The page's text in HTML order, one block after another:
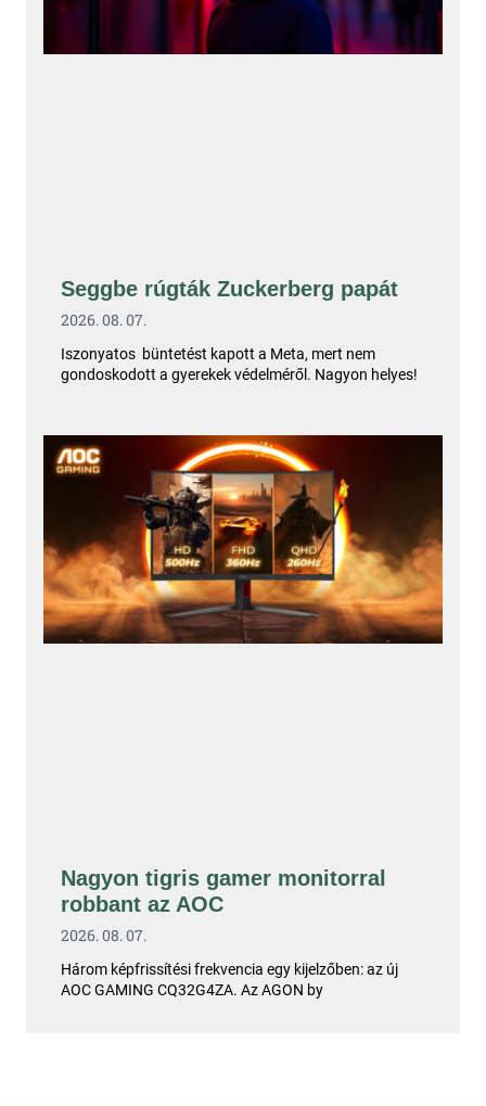
Seggbe rúgták Zuckerberg papát
2026. 08. 07.
Iszonyatos büntetést kapott a Meta, mert nem
gondoskodott a gyerekek védelméről. Nagyon helyes!
Nagyon tigris gamer monitorral
robbant az AOC
2026. 08. 07.
Három képfrissítési frekvencia egy kijelzőben: az új
AOC GAMING CQ32G4ZA. Az AGON by